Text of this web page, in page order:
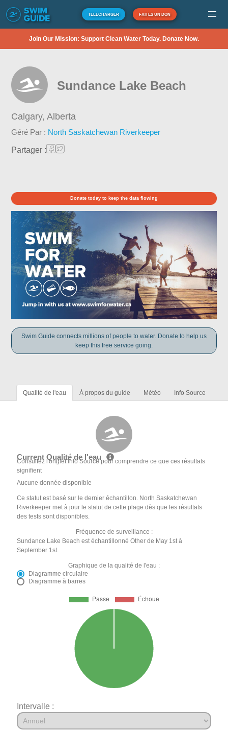
TÉLÉCHARGER FAITES UN DON
Join Our Mission: Support Clean Water Today. Donate Now.
Sundance Lake Beach
Calgary,Alberta
Géré Par : North Saskatchewan Riverkeeper
Partager :
Donate today to keep the data flowing
Swim Guide connects millions of people to water. Donate to help us
keep this free service going.
Qualité de l'eau À propos du guide Météo Info Source
Current Qualité de l'eau
Consultez l'onglet Info Source pour comprendre ce que ces résultats
signifient
Aucune donnée disponible
Ce statut est basé sur le dernier échantillon. North Saskatchewan
Riverkeeper met à jour le statut de cette plage dès que les résultats
des tests sont disponibles.
Fréquence de surveillance :
Sundance Lake Beach est échantillonné Other de May 1st à
September 1st.
Graphique de la qualité de l'eau :
Diagramme circulaire
Diagramme à barres
Intervalle :